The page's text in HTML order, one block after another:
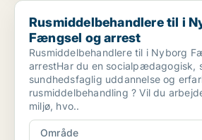
Rusmiddelbehandlere til i Nyborg
Rusmiddelbehandlere til i
Fængsel og arrest
Rusmiddelbehandlere til i Nyborg
arrestHar du en socialpædagogisk,
sundhedsfaglig uddannelse og
rusmiddelbehandling ? Vil du
miljø, hvo..
Område